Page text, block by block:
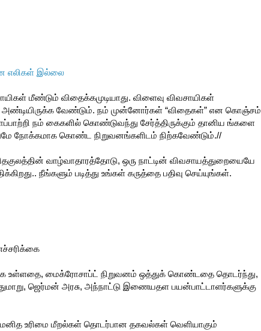
எலிகள் இல்லை
மீண்டும் விதைக்கமுடியாது. விளைவு விவசாயிகள்
அண்டியிருக்க வேண்டும். நம் முன்னோர்கள் “விதைகள்” என கொஞ்சம்
நம் கைகளில் கொண்டுவந்து சேர்த்திருக்கும் தானிய ங்களை
நோக்கமாக கொண்ட நிறுவனங்களிடம் நிற்கவேண்டும்.//
வாழ்வாதாரத்தோடு, ஒரு நாட்டின் விவசாயத்துறையையே
நீங்களும் படித்து உங்கள் கருத்தை பதிவு செய்யுங்கள்.
உள்ளதை, மைக்ரோசாப்ட் நிறுவனம் ஒத்துக் கொண்டதை தொடர்ந்து,
ஜெர்மன் அரசு, அந்நாட்டு இணையதள பயன்பாட்டாளர்களுக்கு
உரிமை மீறல்கள் தொடர்பான தகவல்கள் வெளியாகும்